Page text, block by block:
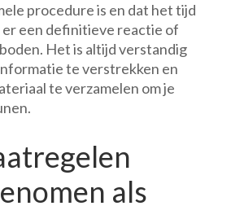
procedure is en dat het tijd
een definitieve reactie of
Het is altijd verstandig
te verstrekken en
te verzamelen om je
als